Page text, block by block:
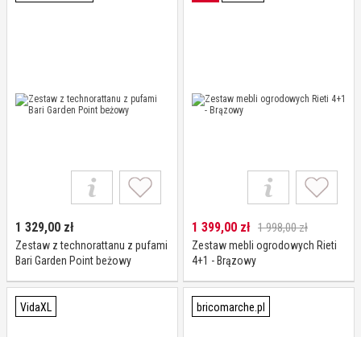
1 329,00 zł
Zestaw z technorattanu z pufami
Bari Garden Point beżowy
1 399,00 zł 1 998,00 zł
Zestaw mebli ogrodowych Rieti
4+1 - Brązowy
VidaXL bricomarche.pl